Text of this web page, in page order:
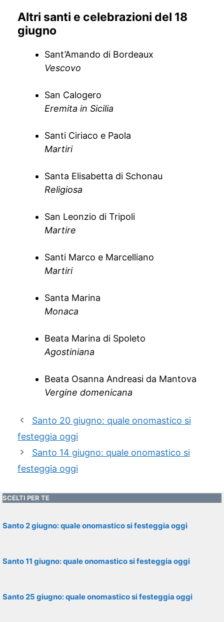
Altri santi e celebrazioni del 18
giugno
Sant’Amando di Bordeaux
Vescovo
San Calogero
Eremita in Sicilia
Santi Ciriaco e Paola
Martiri
Santa Elisabetta di Schonau
Religiosa
San Leonzio di Tripoli
Martire
Santi Marco e Marcelliano
Martiri
Santa Marina
Monaca
Beata Marina di Spoleto
Agostiniana
Beata Osanna Andreasi da Mantova
Vergine domenicana
Santo 20 giugno: quale onomastico si
festeggia oggi
Santo 14 giugno: quale onomastico si
festeggia oggi
SCELTI PER TE
Santo 2 giugno: quale onomastico si festeggia oggi
Santo 11 giugno: quale onomastico si festeggia oggi
Santo 25 giugno: quale onomastico si festeggia oggi